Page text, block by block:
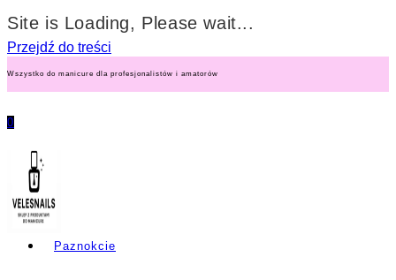
Site is Loading, Please wait...
Przejdź do treści
Wszystko do manicure dla profesjonalistów i amatorów
0
Paznokcie